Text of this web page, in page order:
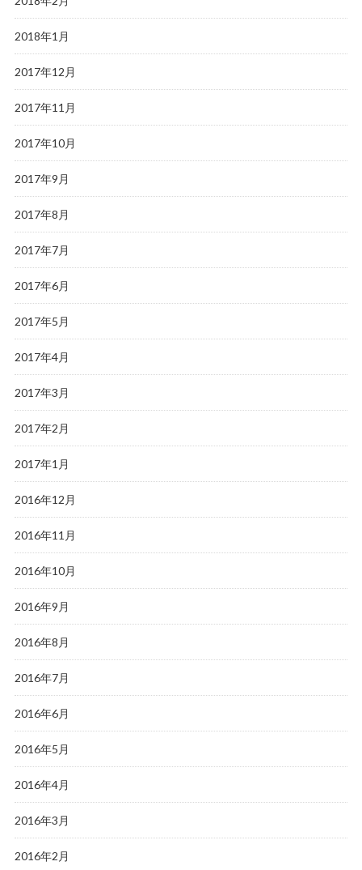
2018年1月
2017年12月
2017年11月
2017年10月
2017年9月
2017年8月
2017年7月
2017年6月
2017年5月
2017年4月
2017年3月
2017年2月
2017年1月
2016年12月
2016年11月
2016年10月
2016年9月
2016年8月
2016年7月
2016年6月
2016年5月
2016年4月
2016年3月
2016年2月